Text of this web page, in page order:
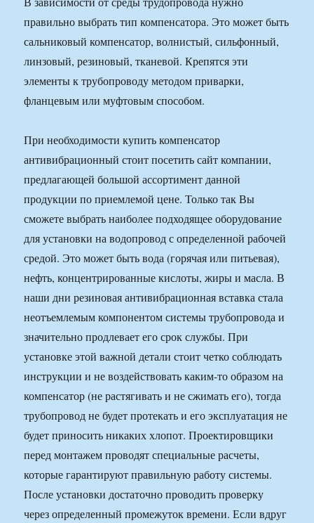
правильно выбрать тип компенсатора. Это может быть
сальниковый компенсатор, волнистый, сильфонный,
линзовый, резиновый, тканевой. Крепятся эти
элементы к трубопроводу методом приварки,
фланцевым или муфтовым способом.
При необходимости купить компенсатор
антивибрационный стоит посетить сайт компании,
предлагающей большой ассортимент данной
продукции по приемлемой цене. Только так Вы
сможете выбрать наиболее подходящее оборудование
для установки на водопровод с определенной рабочей
средой. Это может быть вода (горячая или питьевая),
нефть, концентрированные кислоты, жиры и масла. В
наши дни резиновая антивибрационная вставка стала
неотъемлемым компонентом системы трубопровода и
значительно продлевает его срок службы. При
установке этой важной детали стоит четко соблюдать
инструкции и не воздействовать каким-то образом на
компенсатор (не растягивать и не сжимать его), тогда
трубопровод не будет протекать и его эксплуатация не
будет приносить никаких хлопот. Проектировщики
перед монтажем проводят специальные расчеты,
которые гарантируют правильную работу системы.
После установки достаточно проводить проверку
через определенный промежуток времени. Если вдруг